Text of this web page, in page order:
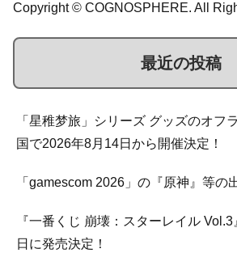
Copyright © COGNOSPHERE. All
最近の投稿
「星稚梦旅」シリーズ グッズのオフ
国で2026年8月14日から開催決定！
「gamescom 2026」の『原神』等の
『一番くじ 崩壊：スターレイル
日に発売決定！